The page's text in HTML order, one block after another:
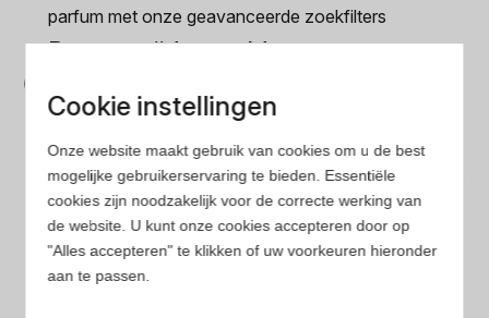
parfum met onze geavanceerde zoekfilters
Bespaar tijd en geld
Wij hebben alle prijzen voor je verzameld zodat jij
minder tijd en geld kwijt bent
Populaire herengeuren
Amouage Heren parfum
Aramis Heren parfum
Cookie instellingen
Onze website maakt gebruik van cookies om u de best
mogelijke gebruikerservaring te bieden. Essentiële
cookies zijn noodzakelijk voor de correcte werking van
de website. U kunt onze cookies accepteren door op
"Alles accepteren" te klikken of uw voorkeuren hieronder
aan te passen.